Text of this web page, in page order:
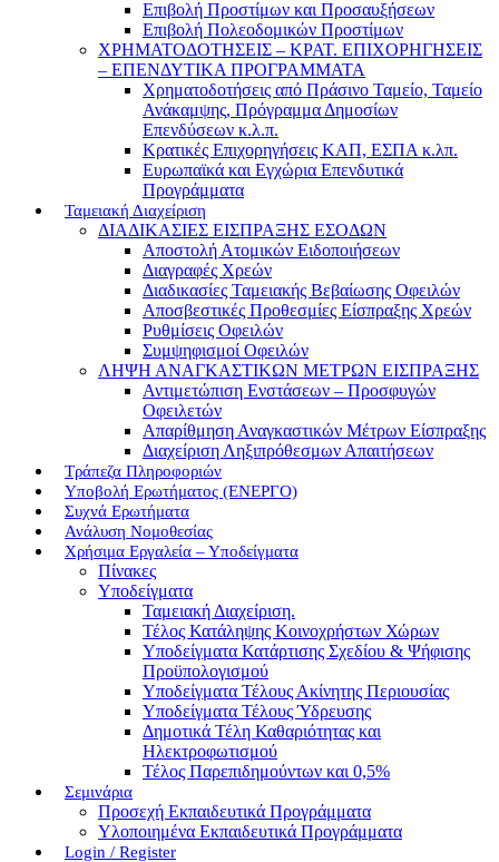
Επιβολή Προστίμων και Προσαυξήσεων
Επιβολή Πολεοδομικών Προστίμων
ΧΡΗΜΑΤΟΔΟΤΗΣΕΙΣ – ΚΡΑΤ. ΕΠΙΧΟΡΗΓΗΣΕΙΣ
– ΕΠΕΝΔΥΤΙΚΑ ΠΡΟΓΡΑΜΜΑΤΑ
Χρηματοδοτήσεις από Πράσινο Ταμείο, Ταμείο
Ανάκαμψης, Πρόγραμμα Δημοσίων
Επενδύσεων κ.λ.π.
Κρατικές Επιχορηγήσεις ΚΑΠ, ΕΣΠΑ κ.λπ.
Ευρωπαϊκά και Εγχώρια Επενδυτικά
Προγράμματα
Ταμειακή Διαχείριση
ΔΙΑΔΙΚΑΣΙΕΣ ΕΙΣΠΡΑΞΗΣ ΕΣΟΔΩΝ
Αποστολή Ατομικών Ειδοποιήσεων
Διαγραφές Χρεών
Διαδικασίες Ταμειακής Βεβαίωσης Οφειλών
Αποσβεστικές Προθεσμίες Είσπραξης Χρεών
Ρυθμίσεις Οφειλών
Συμψηφισμοί Οφειλών
ΛΗΨΗ ΑΝΑΓΚΑΣΤΙΚΩΝ ΜΕΤΡΩΝ ΕΙΣΠΡΑΞΗΣ
Αντιμετώπιση Ενστάσεων – Προσφυγών
Οφειλετών
Απαρίθμηση Αναγκαστικών Μέτρων Είσπραξης
Διαχείριση Ληξιπρόθεσμων Απαιτήσεων
Τράπεζα Πληροφοριών
Υποβολή Ερωτήματος (ΕΝΕΡΓΟ)
Συχνά Ερωτήματα
Ανάλυση Νομοθεσίας
Χρήσιμα Εργαλεία – Υποδείγματα
Πίνακες
Υποδείγματα
Ταμειακή Διαχείριση.
Τέλος Κατάληψης Κοινοχρήστων Χώρων
Υποδείγματα Κατάρτισης Σχεδίου & Ψήφισης
Προϋπολογισμού
Υποδείγματα Τέλους Ακίνητης Περιουσίας
Υποδείγματα Τέλους Ύδρευσης
Δημοτικά Τέλη Καθαριότητας και
Ηλεκτροφωτισμού
Τέλος Παρεπιδημούντων και 0,5%
Σεμινάρια
Προσεχή Εκπαιδευτικά Προγράμματα
Υλοποιημένα Εκπαιδευτικά Προγράμματα
Login / Register